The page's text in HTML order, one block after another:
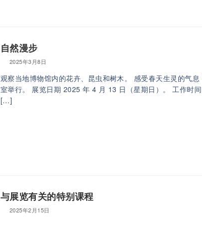
自然漫步
2025年3月8日
观察当地博物馆内的花卉、昆虫和树木。 感受春天生灵的气
室举行。 展览日期 2025 年 4 月 13 日（星期日）。 工作时
[…]
与展览有关的特别课程
2025年2月15日